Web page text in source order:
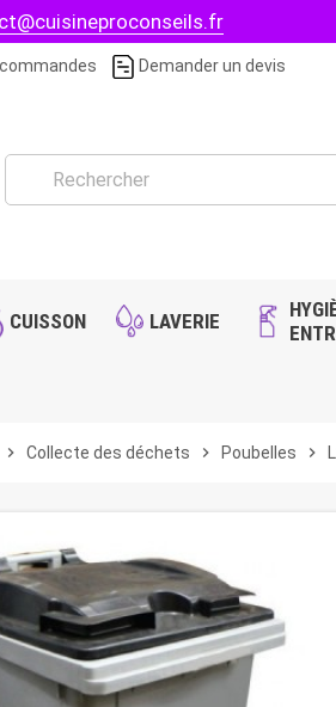
Demander un devis
CUISSON LAVERIE
chevron_right Collecte des déchets chevron_right Poubelles chevron_right